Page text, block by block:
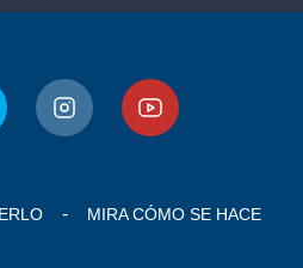
MIRA CÓMO SE HACE